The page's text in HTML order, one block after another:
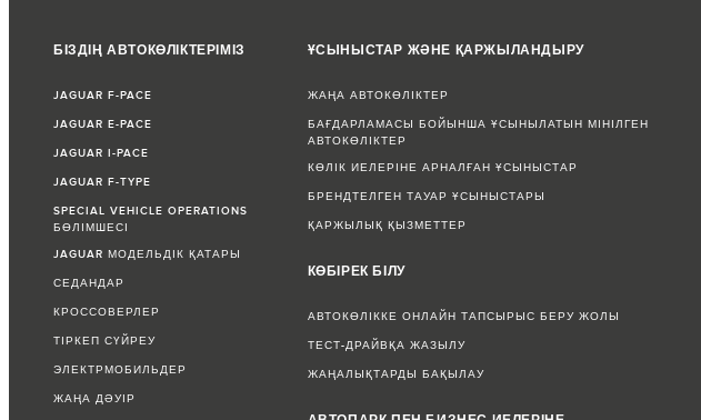
БІЗДІҢ АВТОКӨЛІКТЕРІМІЗ
JAGUAR F-PACE
JAGUAR E-PACE
JAGUAR I-PACE
JAGUAR F-TYPE
SPECIAL VEHICLE OPERATIONS
БӨЛІМШЕСІ
JAGUAR МОДЕЛЬДІК ҚАТАРЫ
СЕДАНДАР
КРОССОВЕРЛЕР
ТІРКЕП СҮЙРЕУ
ЭЛЕКТРМОБИЛЬДЕР
ЖАҢА ДӘУІР
ҰСЫНЫСТАР ЖӘНЕ ҚАРЖЫЛАНДЫРУ
ЖАҢА АВТОКӨЛІКТЕР
БАҒДАРЛАМАСЫ БОЙЫНША ҰСЫНЫЛАТЫН МІНІЛГЕН
АВТОКӨЛІКТЕР
КӨЛІК ИЕЛЕРІНЕ АРНАЛҒАН ҰСЫНЫСТАР
БРЕНДТЕЛГЕН ТАУАР ҰСЫНЫСТАРЫ
ҚАРЖЫЛЫҚ ҚЫЗМЕТТЕР
КӨБІРЕК БІЛУ
АВТОКӨЛІККЕ ОНЛАЙН ТАПСЫРЫС БЕРУ ЖОЛЫ
ТЕСТ-ДРАЙВҚА ЖАЗЫЛУ
ЖАҢАЛЫҚТАРДЫ БАҚЫЛАУ